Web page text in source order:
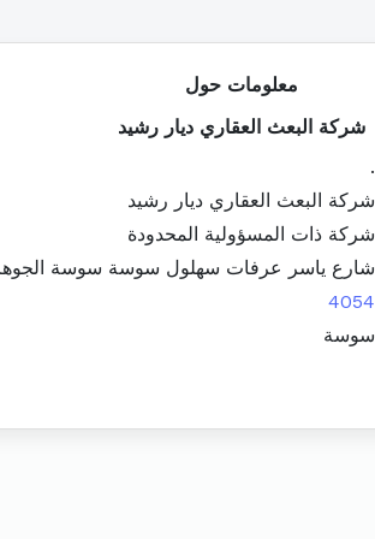
معلومات حول
شركة البعث العقاري ديار رشيد
.
شركة البعث العقاري ديار رشيد
شركة ذات المسؤولية المحدودة
شارع ياسر عرفات سهلول سوسة سوسة
4054
سوسة